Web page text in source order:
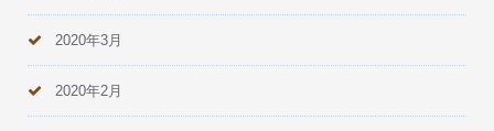
2020年3月
2020年2月